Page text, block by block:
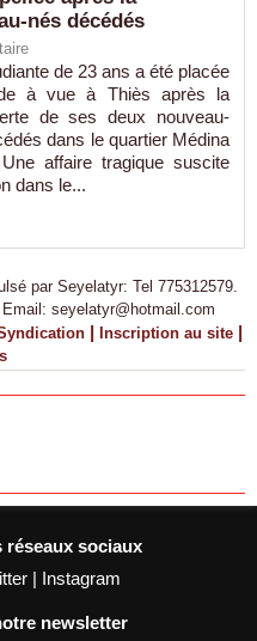
nés décédés
de 23 ans a été placée
à vue à Thiès après la
de ses deux nouveau-
dans le quartier Médina
affaire tragique suscite
dans le...
par Seyelatyr: Tel 775312579.
seyelatyr@hotmail.com
| Inscription au site |
sociaux
| Instagram
newsletter